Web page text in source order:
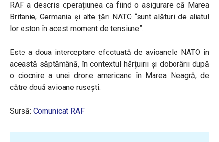
RAF a descris operațiunea ca fiind o asigurare că Marea
Britanie, Germania și alte țări NATO “sunt alături de aliatul
lor eston în acest moment de tensiune”.
Este a doua interceptare efectuată de avioanele NATO în
această săptămână, în contextul hărțuirii și doborârii după
o ciocnire a unei drone americane în Marea Neagră, de
către două avioane rusești.
Sursă: Comunicat RAF